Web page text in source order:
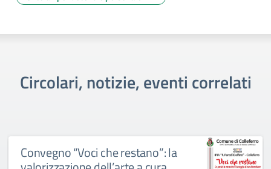
Circolari, notizie, eventi correlati
Convegno “Voci che restano”: la